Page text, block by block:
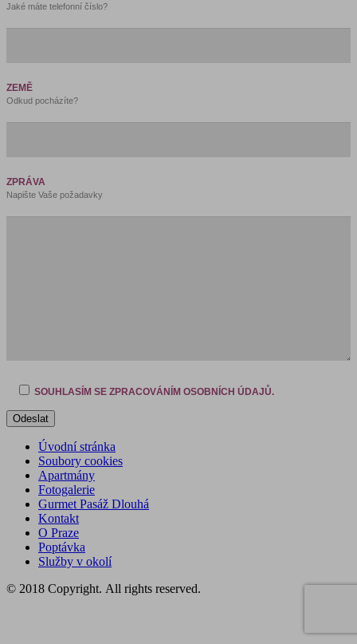
Jaké máte telefonní číslo?
ZEMĚ
Odkud pocházíte?
ZPRÁVA
Napište Vaše požadavky
SOUHLASÍM SE ZPRACOVÁNÍM OSOBNÍCH ÚDAJŮ.
Úvodní stránka
Soubory cookies
Apartmány
Fotogalerie
Gurmet Pasáž Dlouhá
Kontakt
O Praze
Poptávka
Služby v okolí
© 2018 Copyright. All rights reserved.